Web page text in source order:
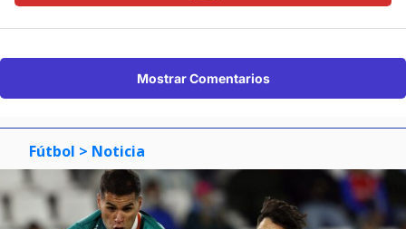
Mostrar Comentarios
Fútbol > Noticia